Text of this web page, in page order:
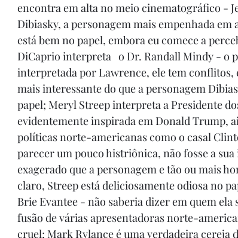
encontra em alta no meio cinematográfico -
Dibiasky, a personagem mais empenhada
está bem no papel, embora eu comece a
DiCaprio interpreta   o Dr. Randall Mindy - o
interpretada por Lawrence, ele tem conflitos,
mais interessante do que a personagem
papel; Meryl Streep interpreta a Presidente
evidentemente inspirada em Donald Trump,
políticas norte-americanas como o casal
parecer um pouco histriônica, não fosse a
exagerado que a personagem e tão ou mais
claro, Streep está deliciosamente odiosa no
Brie Evantee - não saberia dizer em quem
fusão de várias apresentadoras norte-
cruel; Mark Rylance é uma verdadeira cereja